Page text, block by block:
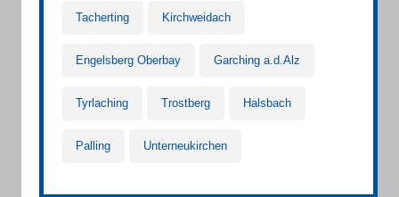
Tacherting Kirchweidach
Engelsberg Oberbay Garching a.d.Alz
Tyrlaching Trostberg Halsbach
Palling Unterneukirchen